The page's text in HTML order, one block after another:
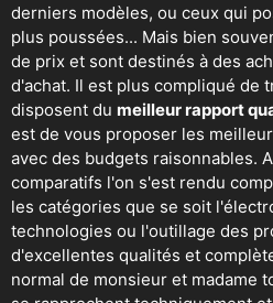
derniers modèles, ou ceux qui
plus poussées... Mais bien
de prix et sont destinés à des
d'achat. Il est plus compliqué de
disposent du meilleur rapport
est de vous proposer les
avec des budgets raisonnables.
comparatifs l'on s'est rendu
les catégories que se soit
technologies ou l'outillage des
d'excellentes qualités et
normal de monsieur et madame